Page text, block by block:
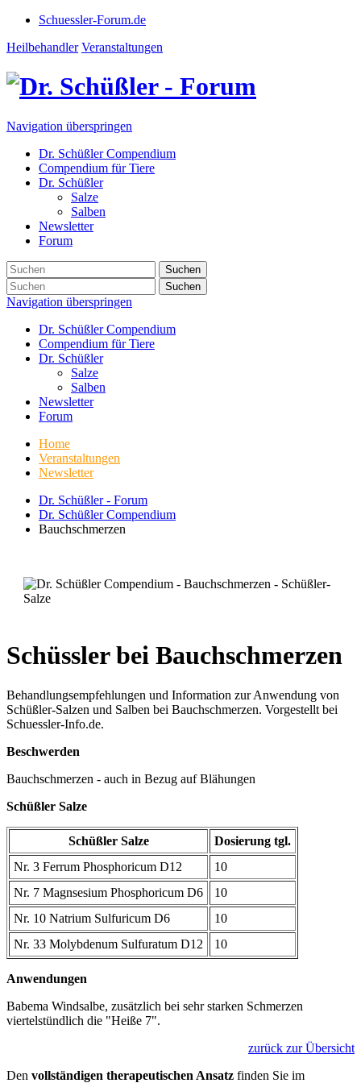
Schuessler-Forum.de
Heilbehandler Veranstaltungen
Navigation überspringen
Dr. Schüßler Compendium
Compendium für Tiere
Dr. Schüßler
Salze
Salben
Newsletter
Forum
Suchen
Suchen
Navigation überspringen
Dr. Schüßler Compendium
Compendium für Tiere
Dr. Schüßler
Salze
Salben
Newsletter
Forum
Home
Veranstaltungen
Newsletter
Dr. Schüßler - Forum
Dr. Schüßler Compendium
Bauchschmerzen
Schüssler bei Bauchschmerzen
Behandlungsempfehlungen und Information zur Anwendung von
Schüßler-Salzen und Salben bei Bauchschmerzen. Vorgestellt bei
Schuessler-Info.de.
Beschwerden
Bauchschmerzen - auch in Bezug auf Blähungen
Schüßler Salze
Schüßler Salze
Dosierung tgl.
Nr. 3 Ferrum Phosphoricum D12
10
Nr. 7 Magnsesium Phosphoricum D6
10
Nr. 10 Natrium Sulfuricum D6
10
Nr. 33 Molybdenum Sulfuratum D12
10
Anwendungen
Babema Windsalbe, zusätzlich bei sehr starken Schmerzen
viertelstündlich die "Heiße 7".
zurück zur Übersicht
Den vollständigen therapeutischen Ansatz finden Sie im